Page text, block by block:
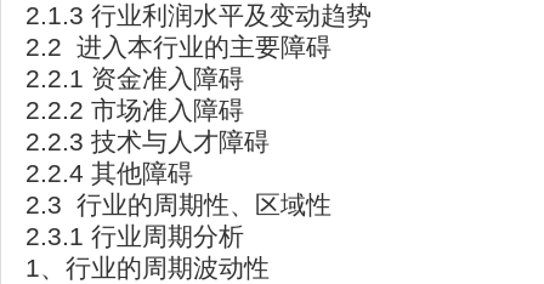
2.1.3 行业利润水平及变动趋势
2.2 进入本行业的主要障碍
2.2.1 资金准入障碍
2.2.2 市场准入障碍
2.2.3 技术与人才障碍
2.2.4 其他障碍
2.3 行业的周期性、区域性
2.3.1 行业周期分析
1、行业的周期波动性